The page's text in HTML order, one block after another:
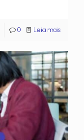
0 Leia mais